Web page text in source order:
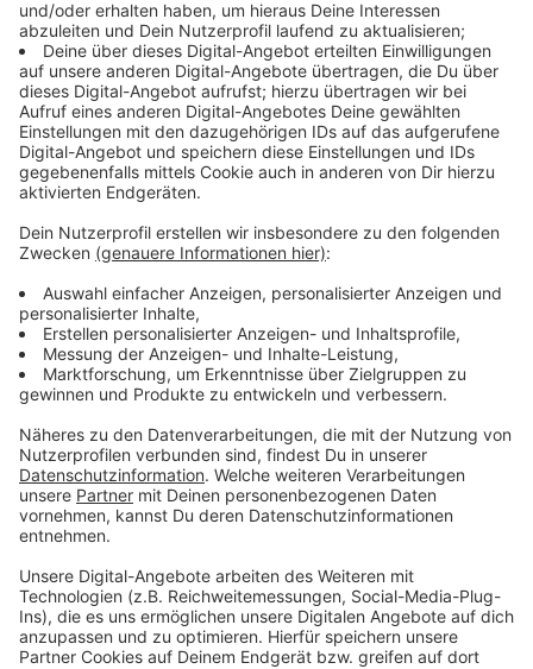
Gesucht werden Briefe, Fotos und
Dokumente aus Kriegszeit
Anzeige
Besonders interessant sind für die
Dokumentationsstelle Briefe, Fotografien, Ausweise
oder Abzeichen aus der Zeit des Zweiten Weltkriegs.
Aber auch Gegenstände und Geschichten aus der
Nachkriegszeit sind gefragt, wie der Kreis Viersen
mitteilt. Dazu gehören Flüchtlingsgeschichten oder
Dokumente zum Wiederaufbau der Region nach 1945.
Abgabe im Kreisarchiv mit Expertenberatung
Anzeige
Bereits Dienstag (11.11.) können interessierte Bürger
ihre Fundstücke von 11 bis 15 Uhr direkt ins Kreisarchiv